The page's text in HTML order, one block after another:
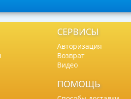
СЕРВИСЫ
Авторизация
Возврат
Видео
ПОМОЩЬ